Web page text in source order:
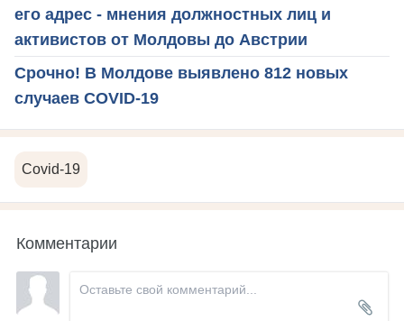
его адрес - мнения должностных лиц и
активистов от Молдовы до Австрии
Срочно! В Молдове выявлено 812 новых
случаев COVID-19
Covid-19
Комментарии